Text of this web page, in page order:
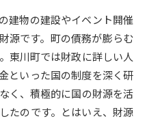
る
実施プログラムから探す
建物の建設やイベント開催
源です。町の債務が膨らむ
東川町では財政に詳しい人
といった国の制度を深く研
く、積極的に国の財源を活
たのです。とはいえ、財源